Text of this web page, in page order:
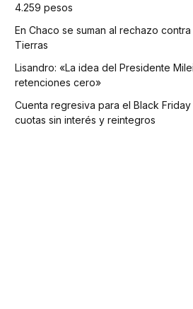
4.259 pesos
En Chaco se suman al rechazo
Tierras
Lisandro: «La idea del Presidente
retenciones cero»
Cuenta regresiva para el Black Friday
cuotas sin interés y reintegros